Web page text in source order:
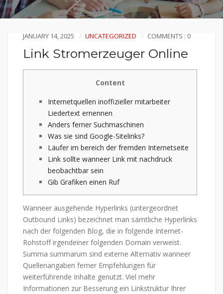
JANUARY 14, 2025 UNCATEGORIZED COMMENTS : 0
Link Stromerzeuger Online
Content
Internetquellen inoffizieller mitarbeiter
Liedertext ernennen
Anders ferner Suchmaschinen
Was sie sind Google-Sitelinks?
Läufer im bereich der fremden Internetseite
Link sollte wanneer Link mit nachdruck
beobachtbar sein
Gib Grafiken einen Ruf
Wanneer ausgehende Hyperlinks (untergeordnet
Outbound Links) bezeichnet man sämtliche Hyperlinks
nach der folgenden Blog, die in folgende Internet-
Rohstoff irgendeiner folgenden Domain verweist.
Summa summarum sind externe Alternativ wanneer
Quellenangaben ferner Empfehlungen für
weiterführende Inhalte genutzt. Viel mehr
Informationen zur Besserung ein Linkstruktur Ihrer